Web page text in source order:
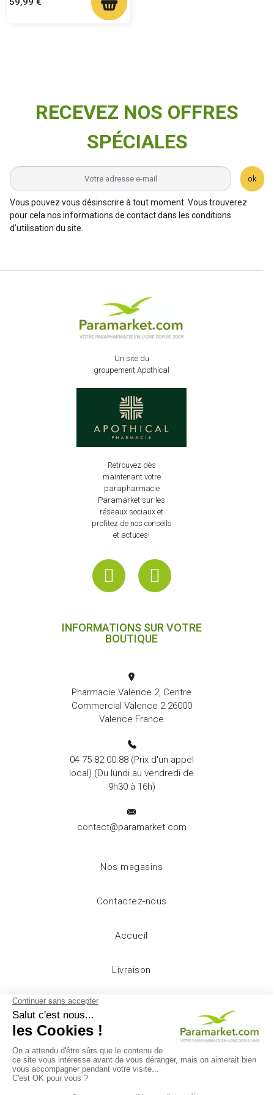
RECEVEZ NOS OFFRES
SPÉCIALES
ok
Vous pouvez vous désinscrire à tout moment. Vous trouverez
pour cela nos informations de contact dans les conditions
d'utilisation du site.
Un site du
groupement Apothical
Retrouvez dès
maintenant votre
parapharmacie
Paramarket sur les
réseaux sociaux et
profitez de nos conseils
et actuces!
INFORMATIONS SUR VOTRE
BOUTIQUE
Pharmacie Valence 2, Centre
Commercial Valence 2 26000
Valence France
04 75 82 00 88(Prix d'un appel
local) (Du lundi au vendredi de
9h30 à 16h)
contact@paramarket.com
Nos magasins
Contactez-nous
Accueil
Livraison
Mentions légales
Conditions d'utilisation
A propos